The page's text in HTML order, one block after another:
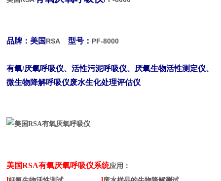
品牌：美国RSA 型号： PF-8000
有氧/厌氧呼吸仪、活性污泥呼吸仪、厌氧生物活性测定仪、
微生物降解呼吸仪废水生化处理评估仪
美国RSA有氧厌氧呼吸仪系统应用：